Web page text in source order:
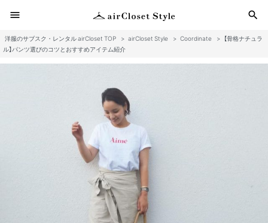
menu search
検
洋服のサブスク・レンタル airCloset TOP > airCloset Style > Coordinate > 【骨格ナチュラ
ル】パンツ選びのコツとおすすめアイテム紹介